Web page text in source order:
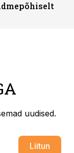
uudised.
Liitun